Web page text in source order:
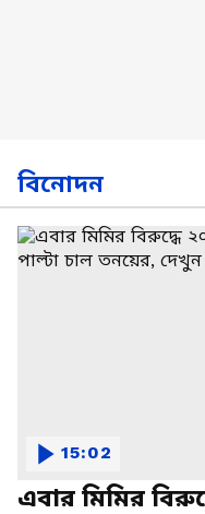
বিনোদন
এবার মিমির
15:02